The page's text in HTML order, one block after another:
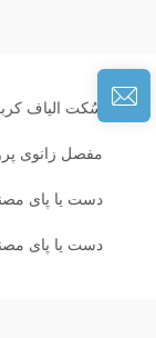
سُکت الیاف
مفصل زانوی
دست یا پای
دست یا پای